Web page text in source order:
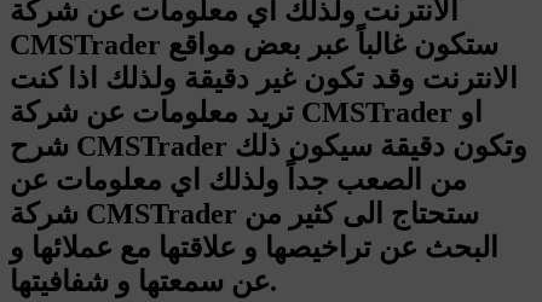
الانترنت ولذلك اي معلومات عن شركة
CMSTrader ستكون غالباً عبر بعض مواقع
الانترنت وقد تكون غير دقيقة ولذلك اذا كنت
تريد معلومات عن شركة CMSTrader او
شرح CMSTrader وتكون دقيقة سيكون ذلك
من الصعب جداً ولذلك اي معلومات عن
شركة CMSTrader ستحتاج الى كثير من
البحث عن تراخيصها و علاقتها مع عملائها و
عن سمعتها و شفافيتها.